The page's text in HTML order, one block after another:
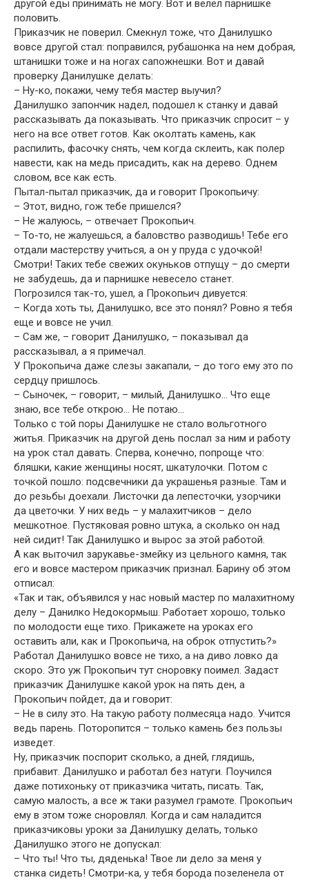
другой еды принимать не могу. Вот и велел парнишке
половить.
Приказчик не поверил. Смекнул тоже, что Данилушко
вовсе другой стал: поправился, рубашонка на нем добрая,
штанишки тоже и на ногах сапожнешки. Вот и давай
проверку Данилушке делать:
– Ну-ко, покажи, чему тебя мастер выучил?
Данилушко запончик надел, подошел к станку и давай
рассказывать да показывать. Что приказчик спросит – у
него на все ответ готов. Как околтать камень, как
распилить, фасочку снять, чем когда склеить, как полер
навести, как на медь присадить, как на дерево. Однем
словом, все как есть.
Пытал-пытал приказчик, да и говорит Прокопьичу:
– Этот, видно, гож тебе пришелся?
– Не жалуюсь, – отвечает Прокопьич.
– То-то, не жалуешься, а баловство разводишь! Тебе его
отдали мастерству учиться, а он у пруда с удочкой!
Смотри! Таких тебе свежих окуньков отпущу – до смерти
не забудешь, да и парнишке невесело станет.
Погрозился так-то, ушел, а Прокопьич дивуется:
– Когда хоть ты, Данилушко, все это понял? Ровно я тебя
еще и вовсе не учил.
– Сам же, – говорит Данилушко, – показывал да
рассказывал, а я примечал.
У Прокопьича даже слезы закапали, – до того ему это по
сердцу пришлось.
– Сыночек, – говорит, – милый, Данилушко… Что еще
знаю, все тебе открою… Не потаю…
Только с той поры Данилушке не стало вольготного
житья. Приказчик на другой день послал за ним и работу
на урок стал давать. Сперва, конечно, попроще что:
бляшки, какие женщины носят, шкатулочки. Потом с
точкой пошло: подсвечники да украшенья разные. Там и
до резьбы доехали. Листочки да лепесточки, узорчики
да цветочки. У них ведь – у малахитчиков – дело
мешкотное. Пустяковая ровно штука, а сколько он над
ней сидит! Так Данилушко и вырос за этой работой.
А как выточил зарукавье-змейку из цельного камня, так
его и вовсе мастером приказчик признал. Барину об этом
отписал:
«Так и так, объявился у нас новый мастер по малахитному
делу – Данилко Недокормыш. Работает хорошо, только
по молодости еще тихо. Прикажете на уроках его
оставить али, как и Прокопьича, на оброк отпустить?»
Работал Данилушко вовсе не тихо, а на диво ловко да
скоро. Это уж Прокопьич тут сноровку поимел. Задаст
приказчик Данилушке какой урок на пять ден, а
Прокопьич пойдет, да и говорит:
– Не в силу это. На такую работу полмесяца надо. Учится
ведь парень. Поторопится – только камень без пользы
изведет.
Ну, приказчик поспорит сколько, а дней, глядишь,
прибавит. Данилушко и работал без натуги. Поучился
даже потихоньку от приказчика читать, писать. Так,
самую малость, а все ж таки разумел грамоте. Прокопьич
ему в этом тоже сноровлял. Когда и сам наладится
приказчиковы уроки за Данилушку делать, только
Данилушко этого не допускал:
– Что ты! Что ты, дяденька! Твое ли дело за меня у
станка сидеть! Смотри-ка, у тебя борода позеленела от